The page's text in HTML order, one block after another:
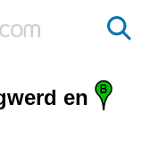
en